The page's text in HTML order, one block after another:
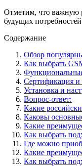
Отметим, что важную
будущих
Содержание
Обзор
Как выбрать
Сертификация и
Установка и
Вопрос-ответ:
Какие
Каковы
Какие
Как выбрать
Где можно
Какие
Как выбрать